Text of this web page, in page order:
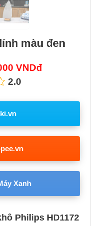
màu đen
VNDđ
2.0
Xanh
Philips HD1172